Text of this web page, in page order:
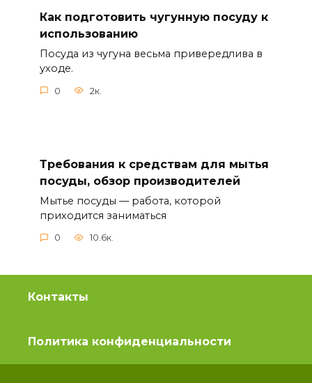
Как подготовить чугунную посуду к
использованию
Посуда из чугуна весьма привередлива в
уходе.
0 2к.
Требования к средствам для мытья
посуды, обзор производителей
Мытье посуды — работа, которой
приходится заниматься
0 10.6к.
Контакты
Политика конфиденциальности